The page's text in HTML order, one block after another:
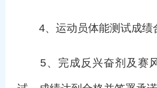
4、运动员体能测试成绩
5、完成反兴奋剂及赛